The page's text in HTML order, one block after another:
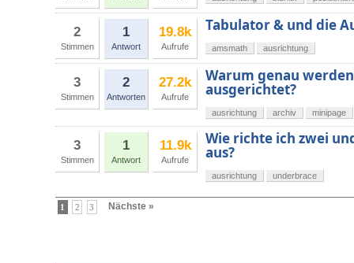
2
Stimmen
1
Antwort
19.8k
Aufrufe
Tabulator & und die
amsmath ausrichtung
3
Stimmen
2
Antworten
27.2k
Aufrufe
Warum genau
ausgerichtet?
ausrichtung archiv minipage
3
Stimmen
1
Antwort
11.9k
Aufrufe
Wie richte ich zwei
aus?
ausrichtung underbrace
1 2 3 Nächste »